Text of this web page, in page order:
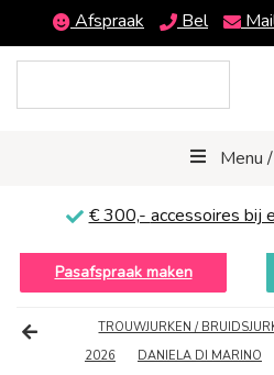
Afspraak Bel
Menu
€ 300,- accessoires bij
Pasafspraak maken
TROUWJURKEN /
2026
DANIELA DI MARINO